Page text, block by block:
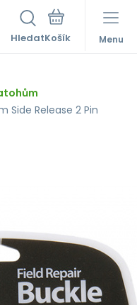
Hledat Menu
Side Release 2 Pin